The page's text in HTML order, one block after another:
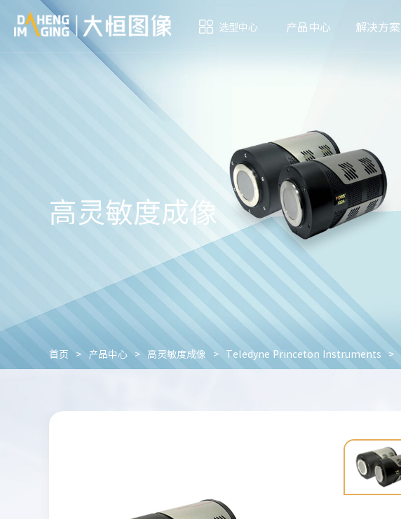
选型中心 产品中心 解决方案
高灵敏度成像
首页 > 产品中心 > 高灵敏度成像 > Teledyne Princeton Instruments >